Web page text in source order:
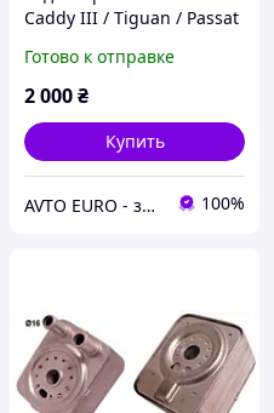
Caddy III / Tiguan / Passat
V6 03-09 (038 117 021)
Готово к отправке
2 000₴
Купить
AVTO EURO - запчастини та автомобільні товари 100%